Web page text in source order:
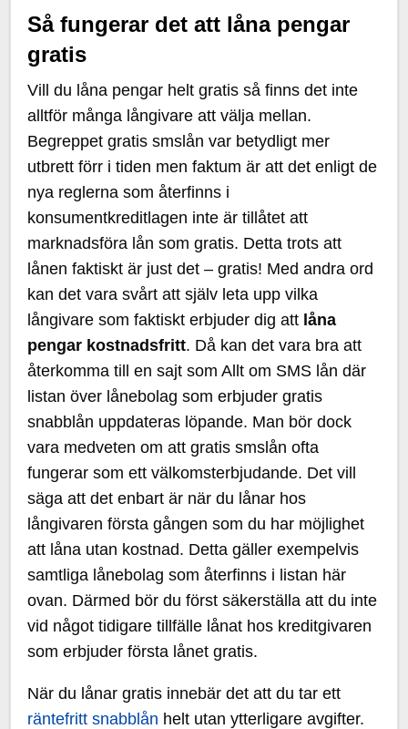
Så fungerar det att låna pengar
gratis
Vill du låna pengar helt gratis så finns det inte
alltför många långivare att välja mellan.
Begreppet gratis smslån var betydligt mer
utbrett förr i tiden men faktum är att det enligt de
nya reglerna som återfinns i
konsumentkreditlagen inte är tillåtet att
marknadsföra lån som gratis. Detta trots att
lånen faktiskt är just det – gratis! Med andra ord
kan det vara svårt att själv leta upp vilka
långivare som faktiskt erbjuder dig att låna
pengar kostnadsfritt. Då kan det vara bra att
återkomma till en sajt som Allt om SMS lån där
listan över lånebolag som erbjuder gratis
snabblån uppdateras löpande. Man bör dock
vara medveten om att gratis smslån ofta
fungerar som ett välkomsterbjudande. Det vill
säga att det enbart är när du lånar hos
långivaren första gången som du har möjlighet
att låna utan kostnad. Detta gäller exempelvis
samtliga lånebolag som återfinns i listan här
ovan. Därmed bör du först säkerställa att du inte
vid något tidigare tillfälle lånat hos kreditgivaren
som erbjuder första lånet gratis.
När du lånar gratis innebär det att du tar ett
räntefritt snabblån helt utan ytterligare avgifter.